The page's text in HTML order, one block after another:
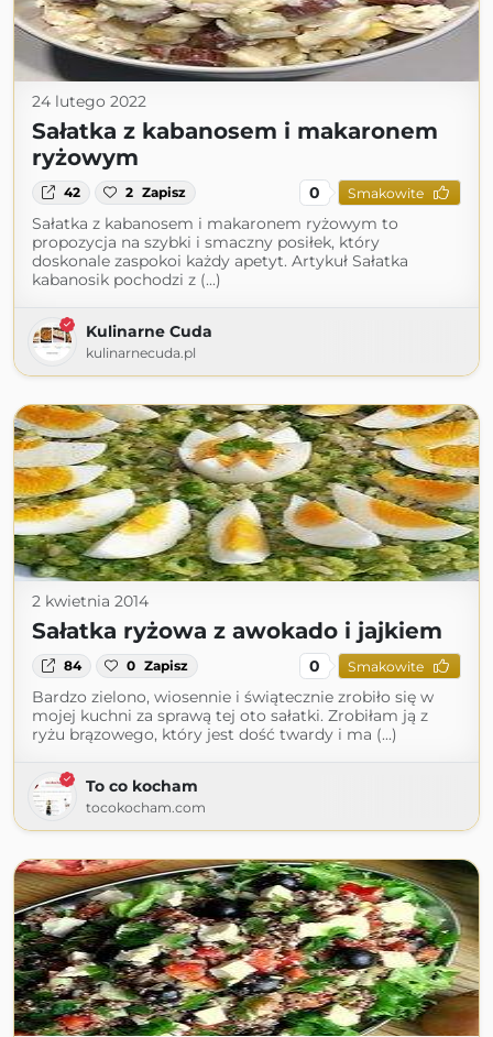
24 lutego 2022
Sałatka z kabanosem i makaronem
ryżowym
42 2 Zapisz 0 Smakowite
Sałatka z kabanosem i makaronem ryżowym to
propozycja na szybki i smaczny posiłek, który
doskonale zaspokoi każdy apetyt. Artykuł Sałatka
kabanosik pochodzi z (...)
Kulinarne Cuda
kulinarnecuda.pl
2 kwietnia 2014
Sałatka ryżowa z awokado i jajkiem
84 0 Zapisz 0 Smakowite
Bardzo zielono, wiosennie i świątecznie zrobiło się w
mojej kuchni za sprawą tej oto sałatki. Zrobiłam ją z
ryżu brązowego, który jest dość twardy i ma (...)
To co kocham
tocokocham.com